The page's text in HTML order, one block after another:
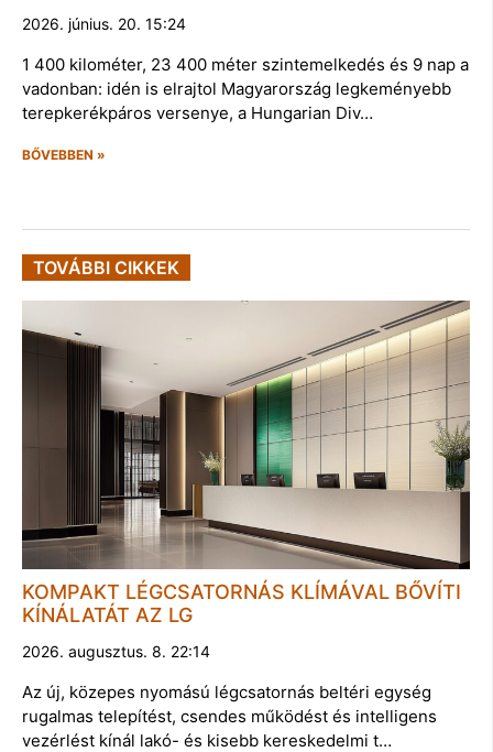
2026. június. 20. 15:24
1 400 kilométer, 23 400 méter szintemelkedés és 9 nap a
vadonban: idén is elrajtol Magyarország legkeményebb
terepkerékpáros versenye, a Hungarian Div…
BŐVEBBEN »
TOVÁBBI CIKKEK
KOMPAKT LÉGCSATORNÁS KLÍMÁVAL BŐVÍTI
KÍNÁLATÁT AZ LG
2026. augusztus. 8. 22:14
Az új, közepes nyomású légcsatornás beltéri egység
rugalmas telepítést, csendes működést és intelligens
vezérlést kínál lakó- és kisebb kereskedelmi t…